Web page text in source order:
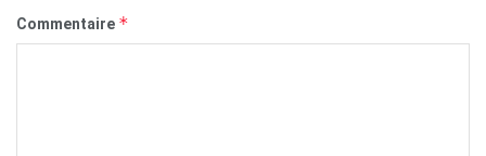
Commentaire *